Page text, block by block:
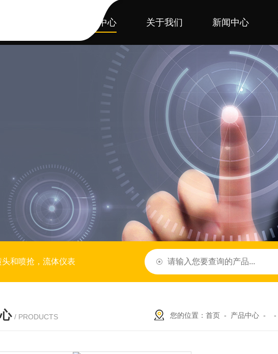
产品中心 关于我们 新闻中心
和喷抢，流体仪表
/ PRODUCTS 您的位置： 首页 - 产品中心 - -